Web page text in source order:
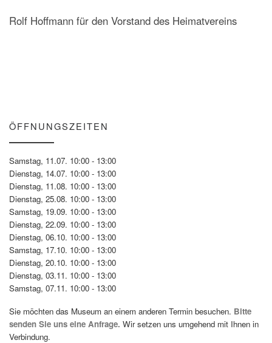
Rolf Hoffmann für den Vorstand des Heimatvereins
ÖFFNUNGSZEITEN
Samstag, 11.07. 10:00 - 13:00
Dienstag, 14.07. 10:00 - 13:00
Dienstag, 11.08. 10:00 - 13:00
Dienstag, 25.08. 10:00 - 13:00
Samstag, 19.09. 10:00 - 13:00
Dienstag, 22.09. 10:00 - 13:00
Dienstag, 06.10. 10:00 - 13:00
Samstag, 17.10. 10:00 - 13:00
Dienstag, 20.10. 10:00 - 13:00
Dienstag, 03.11. 10:00 - 13:00
Samstag, 07.11. 10:00 - 13:00
Sie möchten das Museum an einem anderen Termin besuchen. Bitte
senden Sie uns eine Anfrage. Wir setzen uns umgehend mit Ihnen in
Verbindung.